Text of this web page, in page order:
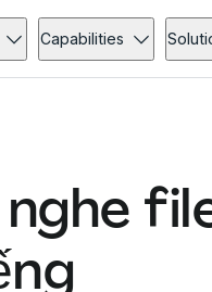
Capabilities